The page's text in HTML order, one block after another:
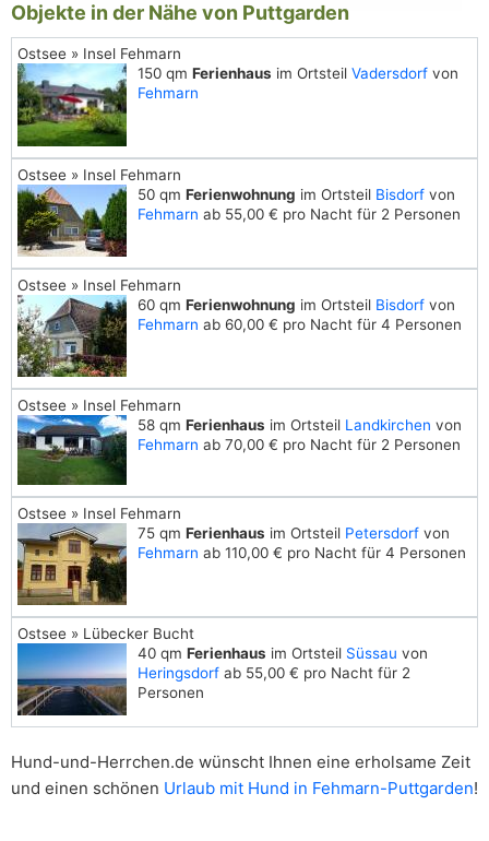
Objekte in der Nähe von Puttgarden
Ostsee » Insel Fehmarn
150 qm Ferienhaus im Ortsteil Vadersdorf von
Fehmarn
Ostsee » Insel Fehmarn
50 qm Ferienwohnung im Ortsteil Bisdorf von
Fehmarn ab 55,00 € pro Nacht für 2 Personen
Ostsee » Insel Fehmarn
60 qm Ferienwohnung im Ortsteil Bisdorf von
Fehmarn ab 60,00 € pro Nacht für 4 Personen
Ostsee » Insel Fehmarn
58 qm Ferienhaus im Ortsteil Landkirchen von
Fehmarn ab 70,00 € pro Nacht für 2 Personen
Ostsee » Insel Fehmarn
75 qm Ferienhaus im Ortsteil Petersdorf von
Fehmarn ab 110,00 € pro Nacht für 4 Personen
Ostsee » Lübecker Bucht
40 qm Ferienhaus im Ortsteil Süssau von
Heringsdorf ab 55,00 € pro Nacht für 2
Personen
Hund-und-Herrchen.de wünscht Ihnen eine erholsame Zeit
und einen schönen Urlaub mit Hund in Fehmarn-Puttgarden!